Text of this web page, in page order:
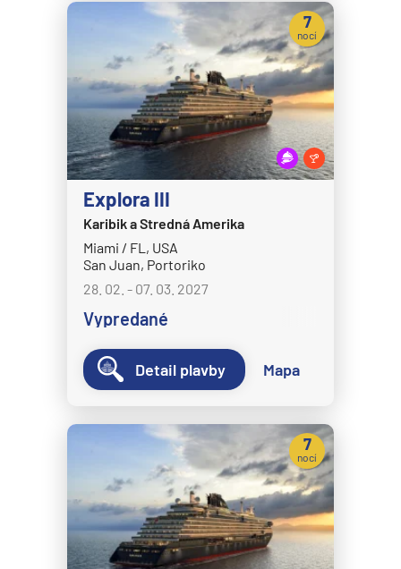
MS Zuiderdam
HX MS Fram
HX MS Fridtjof Nansen
HX MS Maud
HX MS Roald Amundsen
HX MS Santa Cruz II
HX MS Spitsbergen
MS Kong Harald
MS Midnatsol
MS Nordkapp
MS Nordlys
MS Nordnorge
MS Nordstjernen
MS Otto Sverdrup
MS Richard With
MS Trollfjord
MS Vesteralen
Explora III
Karibik a Stredná Amerika
Miami / FL, USA
San Juan, Portoriko
28. 02. - 07. 03. 2027
Vypredané
7
nocí
Detail plavby Mapa
7
nocí